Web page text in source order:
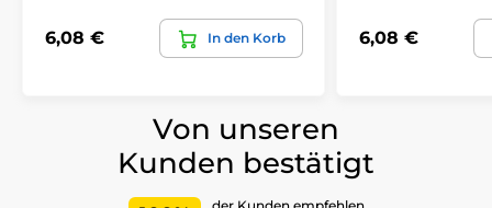
6,08 € In den Korb 6,08 €
Von unseren
Kunden bestätigt